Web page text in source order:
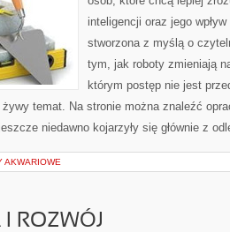
inteligencji oraz jego
stworzona z myślą o
tym, jak roboty zmieniają
którym postęp nie jest
temat. Na stronie można znaleźć
niedawno kojarzyły się głównie z
AKWARIOWE
ROZWÓJ